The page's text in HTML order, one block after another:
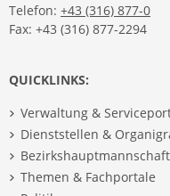
Telefon: +43 (316) 877-0
Fax: +43 (316) 877-2294
QUICKLINKS:
Verwaltung &
Dienststellen &
Themen & Fachportale